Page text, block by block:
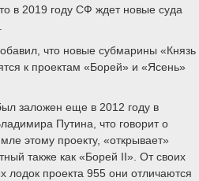
в 2019 году СФ ждет новые суда
что новые субмарины «Князь
к проектам «Борей» и «Ясень»
заложен еще в 2012 году в
Путина, что говорит о
этому проекту, «открывает»
также как «Борей II». От своих
лодок проекта 955 они отличаются